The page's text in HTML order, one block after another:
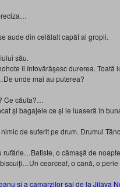
aude din celălalt capăt al gropii.
său.
îi întovărăşesc durerea. Toată
unde mai au puterea?
Ce căuta?…
şi bagajele ce şi le luaseră în
de suferit pe drum. Drumul
rufărie…Batiste, o cămaşă de
cearceaf, o cană, o perie